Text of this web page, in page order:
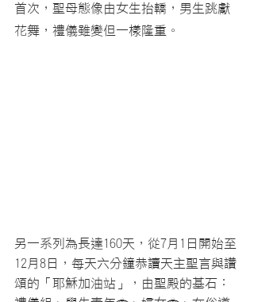
首次，聖母態像由女生抬轎，男生跳獻
花舞，禮儀雖變但一樣隆重。
另一系列為長達160天，從7月1日開始至
12月8日，每天六分鐘恭讀天主聖言與讚
頌的「耶穌加油站」，由聖殿的基石：